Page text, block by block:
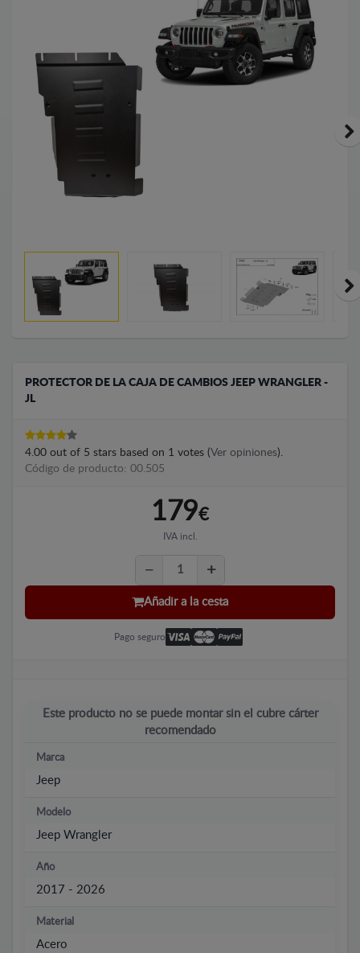
PROTECTOR DE LA CAJA DE CAMBIOS JEEP WRANGLER -
JL
4.00 out of 5 stars based on 1 votes (Ver opiniones).
Código de producto: 00.505
179€
IVA incl.
Añadir a la cesta
Pago seguro
Este producto no se puede montar sin el cubre cárter
recomendado
Marca
Jeep
Modelo
Jeep Wrangler
Año
2017 - 2026
Material
Acero